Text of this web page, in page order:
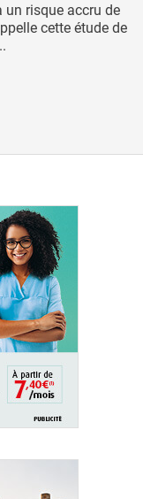
un risque accru de
cette étude de